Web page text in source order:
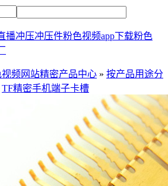
播冲压冲压件粉色视频app下载粉色
频网站精密产品中心 » 按产品用途分
TF精密手机端子卡槽